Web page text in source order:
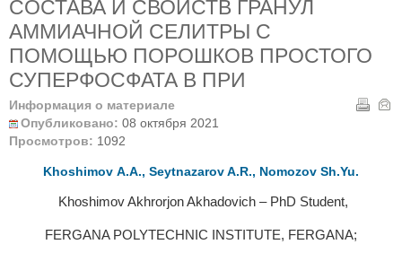
СОСТАВА И СВОЙСТВ ГРАНУЛ
АММИАЧНОЙ СЕЛИТРЫ С
ПОМОЩЬЮ ПОРОШКОВ ПРОСТОГО
СУПЕРФОСФАТА В ПРИ
Информация о материале
Опубликовано: 08 октября 2021
Просмотров: 1092
Khoshimov А.А., Seytnazarov A.R., Nomozov Sh.Yu.
Khoshimov Akhrorjon Akhadovich – PhD Student,
FERGANA POLYTECHNIC INSTITUTE, FERGANA;